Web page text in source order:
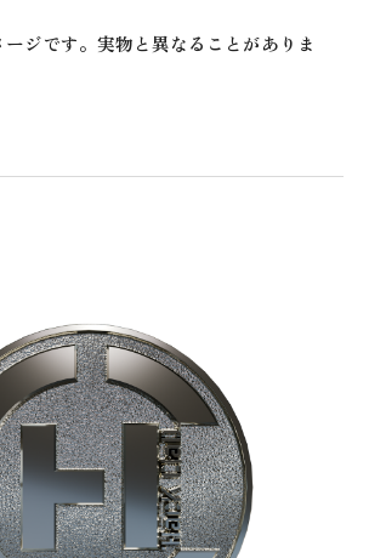
ジです。実物と異なることがありま